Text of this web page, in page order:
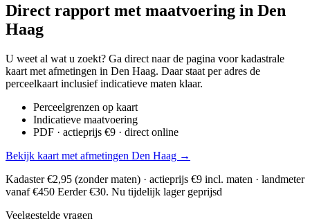
Direct rapport met maatvoering in Den
Haag
U weet al wat u zoekt? Ga direct naar de pagina voor kadastrale
kaart met afmetingen in Den Haag. Daar staat per adres de
perceelkaart inclusief indicatieve maten klaar.
Perceelgrenzen op kaart
Indicatieve maatvoering
PDF · actieprijs €9 · direct online
Bekijk kaart met afmetingen Den Haag →
Kadaster €2,95 (zonder maten) · actieprijs €9 incl. maten · landmeter
vanaf €450 Eerder €30. Nu tijdelijk lager geprijsd
Veelgestelde vragen